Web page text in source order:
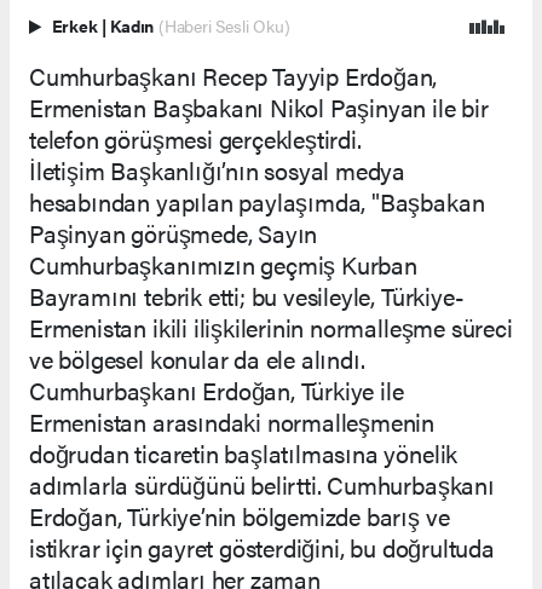
Erkek | Kadın (Haberi Sesli Oku)
Cumhurbaşkanı Recep Tayyip Erdoğan,
Ermenistan Başbakanı Nikol Paşinyan ile bir
telefon görüşmesi gerçekleştirdi.
İletişim Başkanlığı’nın sosyal medya
hesabından yapılan paylaşımda, "Başbakan
Paşinyan görüşmede, Sayın
Cumhurbaşkanımızın geçmiş Kurban
Bayramını tebrik etti; bu vesileyle, Türkiye-
Ermenistan ikili ilişkilerinin normalleşme süreci
ve bölgesel konular da ele alındı.
Cumhurbaşkanı Erdoğan, Türkiye ile
Ermenistan arasındaki normalleşmenin
doğrudan ticaretin başlatılmasına yönelik
adımlarla sürdüğünü belirtti. Cumhurbaşkanı
Erdoğan, Türkiye’nin bölgemizde barış ve
istikrar için gayret gösterdiğini, bu doğrultuda
atılacak adımları her zaman